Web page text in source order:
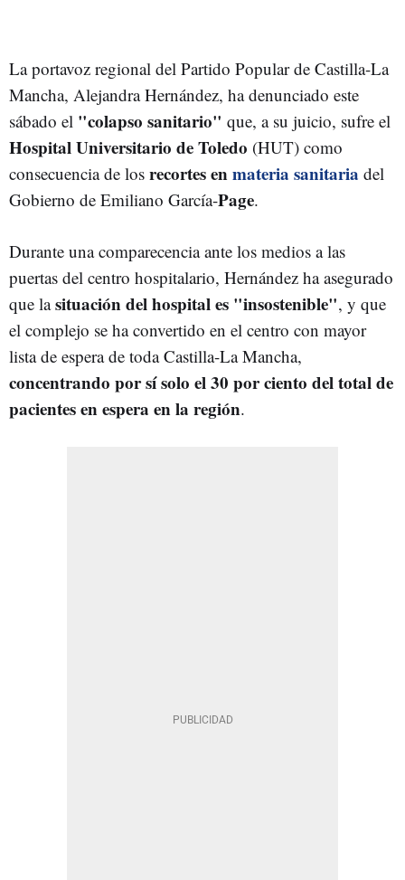
La portavoz regional del Partido Popular de Castilla-La
Mancha, Alejandra Hernández, ha denunciado este
sábado el "colapso sanitario" que, a su juicio, sufre el
Hospital Universitario de Toledo (HUT) como
consecuencia de los recortes enmateria sanitaria del
Gobierno de Emiliano García-Page.
Durante una comparecencia ante los medios a las
puertas del centro hospitalario, Hernández ha asegurado
que lasituación del hospital es "insostenible", y que
el complejo se ha convertido en el centro con mayor
lista de espera de toda Castilla-La Mancha,
concentrando por sí solo el 30 por ciento del total de
pacientes en espera en la región.